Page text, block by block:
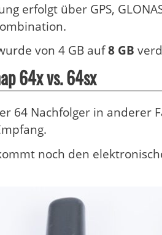
erfolgt über GPS,
von 4 GB auf8 GB
64x vs. 64sx
64 Nachfolger in anderer
noch den